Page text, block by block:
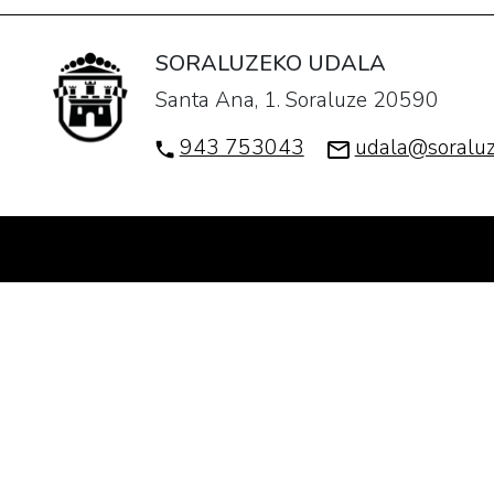
SORALUZEKO UDALA
Santa Ana, 1. Soraluze 20590
943 753043